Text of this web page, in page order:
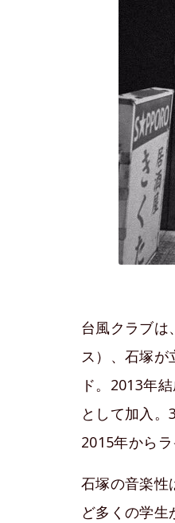
台風クラブは
ス）、石塚が
ド。2013年
として加入。
2015年から
石塚の音楽性
ど多くの学生